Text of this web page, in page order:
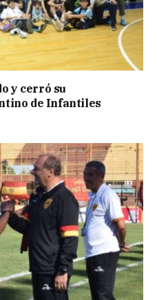
y cerró su
de Infantiles